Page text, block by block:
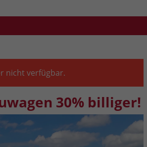
nicht verfügbar.
30% billiger!